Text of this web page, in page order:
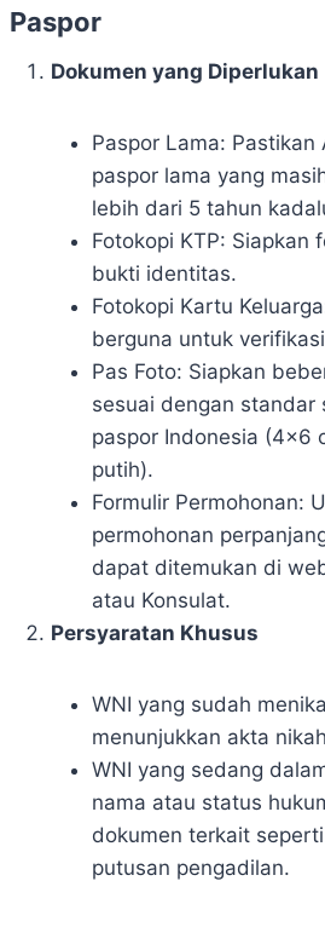
Paspor
Dokumen yang Diperlukan
Paspor Lama:
paspor lama yang
lebih dari 5 tahun
Fotokopi KTP: Siapkan
bukti identitas.
Fotokopi Kartu
berguna untuk
Pas Foto: Siapkan
sesuai dengan standar
paspor Indonesia (4×6
putih).
Formulir Permohonan:
permohonan
dapat ditemukan di
atau Konsulat.
Persyaratan Khusus
WNI yang sudah
menunjukkan akta
WNI yang sedang
nama atau status
dokumen terkait
putusan pengadilan.